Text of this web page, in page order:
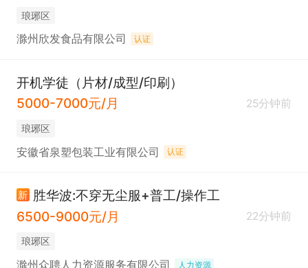
琅琊区
滁州欣发食品有限公司 认证
开机学徒（片材/成型/印刷）
5000-7000元/月
25分钟前
琅琊区
安徽省泉塑包装工业有限公司 认证
新 胜华波:不穿无尘服+普工/操作工
6500-9000元/月
22分钟前
琅琊区
滁州众聘人力资源服务有限公司 人力资源